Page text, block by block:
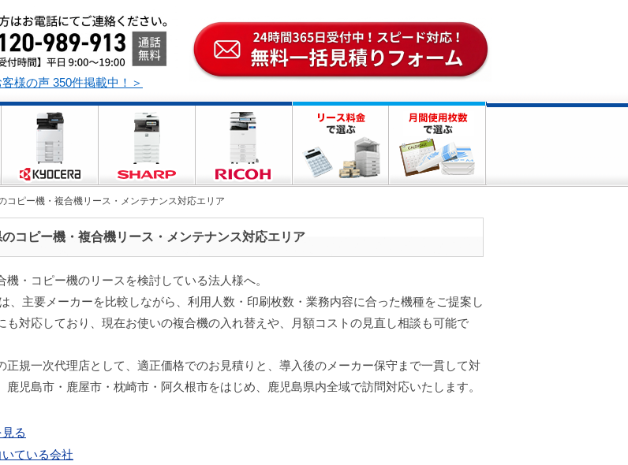
客様の声 350件掲載中！＞
コピー機・複合機リース・メンテナンス対応エリア
のコピー機・複合機リース・メンテナンス対応エリア
機・コピー機のリースを検討している法人様へ。
、主要メーカーを比較しながら、利用人数・印刷枚数・業務内容に合った機種をご提案し
も対応しており、現在お使いの複合機の入れ替えや、月額コストの見直し相談も可能で
正規一次代理店として、適正価格でのお見積りと、導入後のメーカー保守まで一貫して対
鹿児島市・鹿屋市・枕崎市・阿久根市をはじめ、鹿児島県内全域で訪問対応いたします。
る
ている会社